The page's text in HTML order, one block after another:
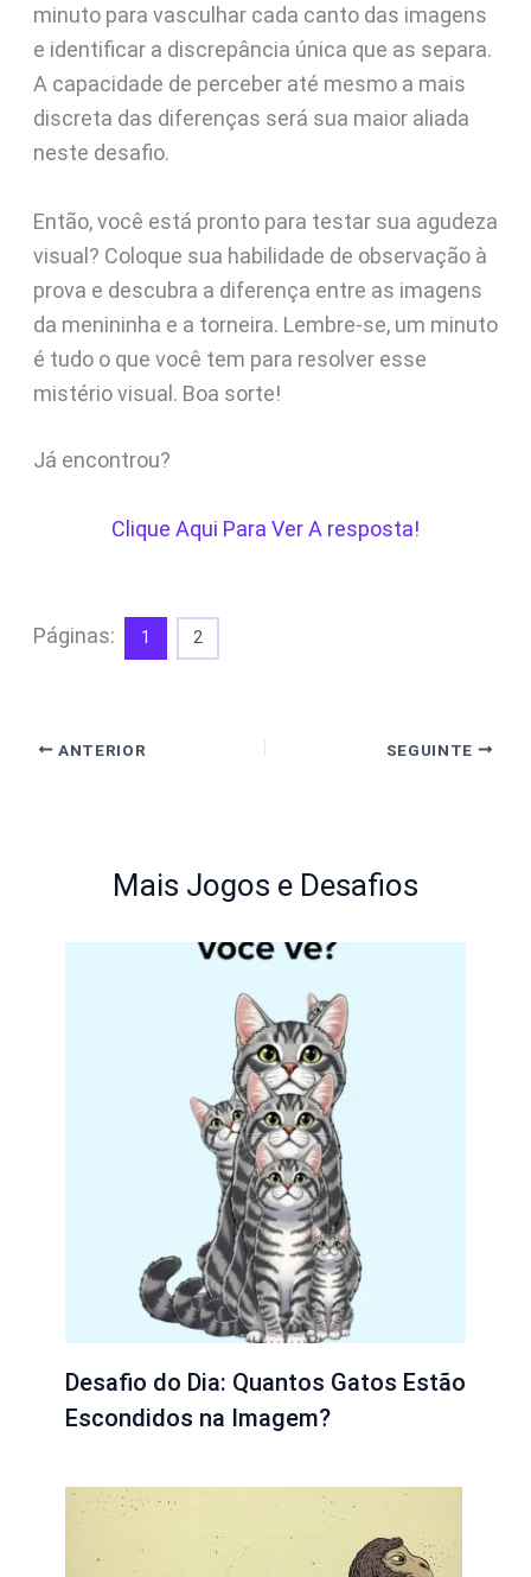
minuto para vasculhar cada canto das imagens
e identificar a discrepância única que as separa.
A capacidade de perceber até mesmo a mais
discreta das diferenças será sua maior aliada
neste desafio.
Então, você está pronto para testar sua agudeza
visual? Coloque sua habilidade de observação à
prova e descubra a diferença entre as imagens
da menininha e a torneira. Lembre-se, um minuto
é tudo o que você tem para resolver esse
mistério visual. Boa sorte!
Já encontrou?
Clique Aqui Para Ver A resposta!
Páginas: 1 2
ANTERIOR SEGUINTE
Mais Jogos e Desafios
Desafio do Dia: Quantos Gatos Estão
Escondidos na Imagem?